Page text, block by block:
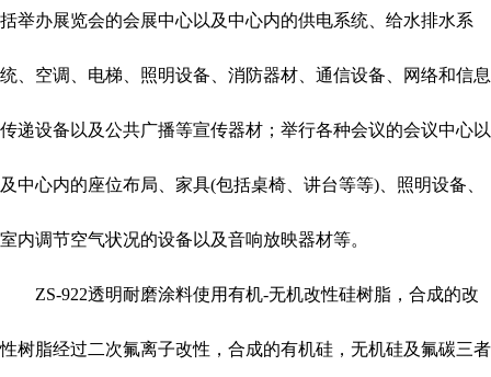
括举办展览会的会展中心以及中心内的供电系统、给水排水系
统、空调、电梯、照明设备、消防器材、通信设备、网络和信息
传递设备以及公共广播等宣传器材；举行各种会议的会议中心以
及中心内的座位布局、家具(包括桌椅、讲台等等)、照明设备、
室内调节空气状况的设备以及音响放映器材等。
ZS-922透明耐磨涂料使用有机-无机改性硅树脂，合成的改
性树脂经过二次氟离子改性，合成的有机硅，无机硅及氟碳三者